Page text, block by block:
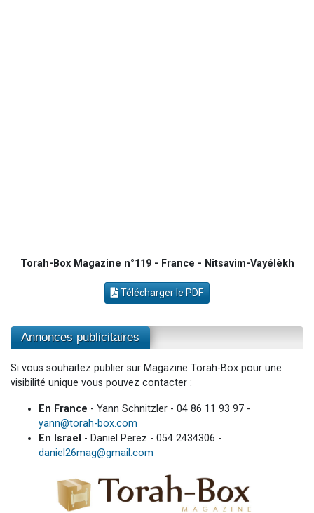
Torah-Box Magazine n°119 - France - Nitsavim-Vayélèkh
Télécharger le PDF
Annonces publicitaires
Si vous souhaitez publier sur Magazine Torah-Box pour une
visibilité unique vous pouvez contacter :
En France - Yann Schnitzler - 04 86 11 93 97 -
yann@torah-box.com
En Israel - Daniel Perez - 054 2434306 -
daniel26mag@gmail.com